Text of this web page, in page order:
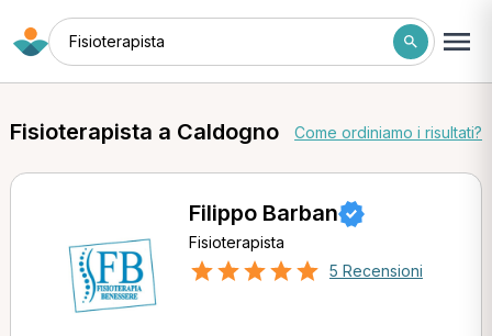
Fisioterapista
Fisioterapista a Caldogno Come ordiniamo i risultati?
Filippo Barban
Fisioterapista
5 Recensioni